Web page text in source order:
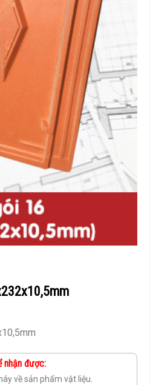
nhận được:
về sản phẩm vật liệu.